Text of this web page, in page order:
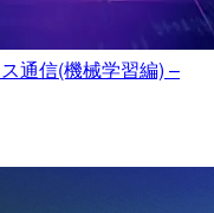
通信(機械学習編) –